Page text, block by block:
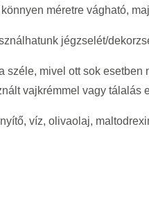
méretre vágható,
jégzselét/
széle, mivel ott sok
vajkrémmel vagy tálalás
víz, olivaolaj,